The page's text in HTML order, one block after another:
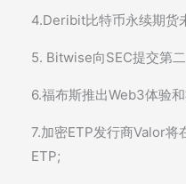
4.Deribit比特币永续期货
5. Bitwise向SEC提交第
6.福布斯推出Web3体验
7.加密ETP发行商Valor
ETP;